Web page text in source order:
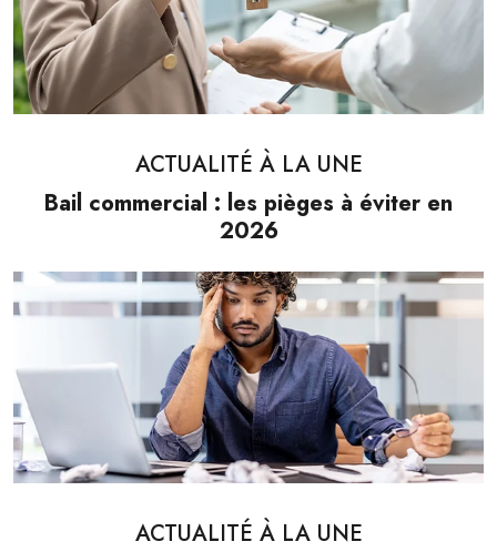
ACTUALITÉ À LA UNE
Bail commercial : les pièges à éviter en
2026
ACTUALITÉ À LA UNE